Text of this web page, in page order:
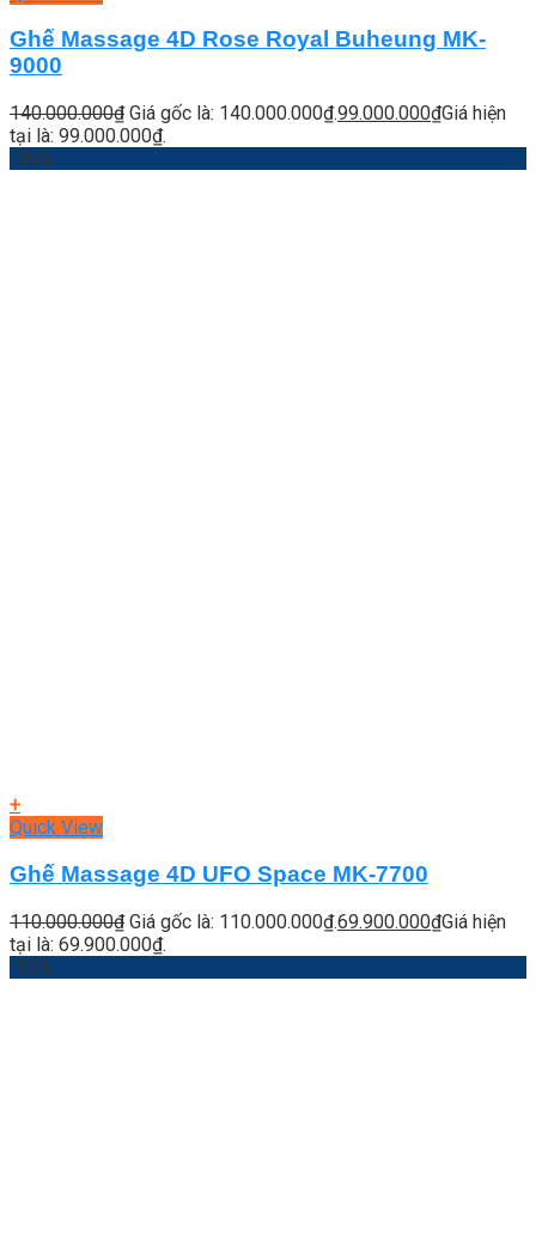
Ghế Massage 4D Rose Royal Buheung MK-
9000
140.000.000₫ Giá gốc là: 140.000.000₫.99.000.000₫Giá hiện
tại là: 99.000.000₫.
-36%
+
Quick View
Ghế Massage 4D UFO Space MK-7700
110.000.000₫ Giá gốc là: 110.000.000₫.69.900.000₫Giá hiện
tại là: 69.900.000₫.
-55%